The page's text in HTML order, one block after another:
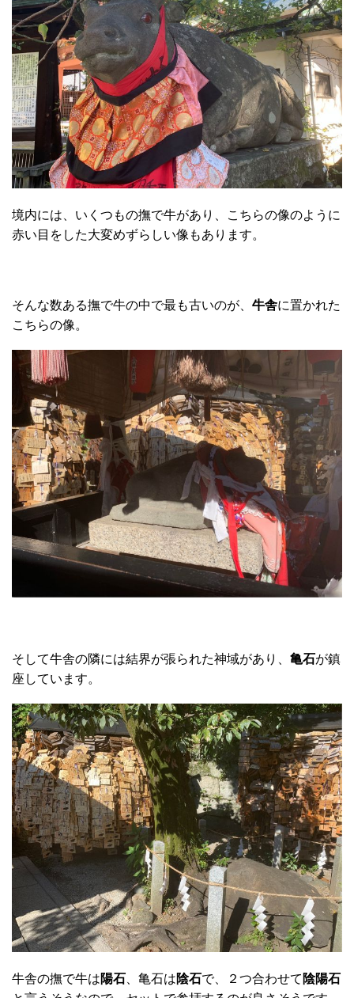
境内には、いくつもの撫で牛があり、こちらの像のように
赤い目をした大変めずらしい像もあります。
そんな数ある撫で牛の中で最も古いのが、 牛舎に置かれた
こちらの像。
そして牛舎の隣には結界が張られた神域があり、 亀石が鎮
座しています。
牛舎の撫で牛は陽石、亀石は陰石で、２つ合わせて陰陽石